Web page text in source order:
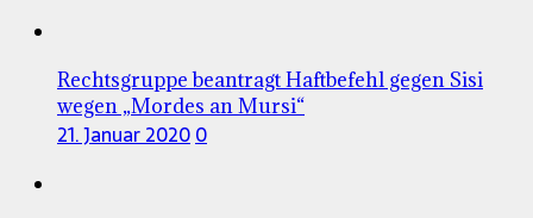
Rechtsgruppe beantragt Haftbefehl gegen Sisi
wegen „Mordes an Mursi“
21. Januar 20200